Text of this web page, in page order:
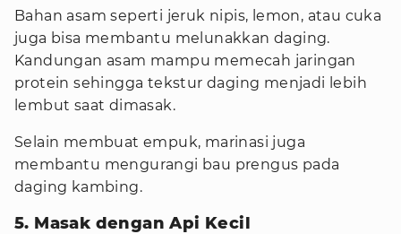
Bahan asam seperti jeruk nipis, lemon, atau cuka
juga bisa membantu melunakkan daging.
Kandungan asam mampu memecah jaringan
protein sehingga tekstur daging menjadi lebih
lembut saat dimasak.
Selain membuat empuk, marinasi juga
membantu mengurangi bau prengus pada
daging kambing.
5. Masak dengan Api Kecil